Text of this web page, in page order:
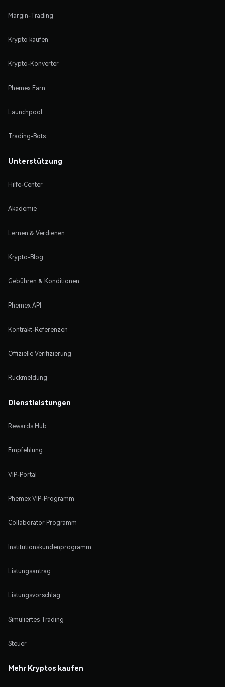
Margin-Trading
Krypto kaufen
Krypto-Konverter
Phemex Earn
Launchpool
Trading-Bots
Unterstützung
Hilfe-Center
Akademie
Lernen & Verdienen
Krypto-Blog
Gebühren & Konditionen
Phemex API
Kontrakt-Referenzen
Offizielle Verifizierung
Rückmeldung
Dienstleistungen
Rewards Hub
Empfehlung
VIP-Portal
Phemex VIP-Programm
Collaborator Programm
Institutionskundenprogramm
Listungsantrag
Listungsvorschlag
Simuliertes Trading
Steuer
Mehr Kryptos kaufen